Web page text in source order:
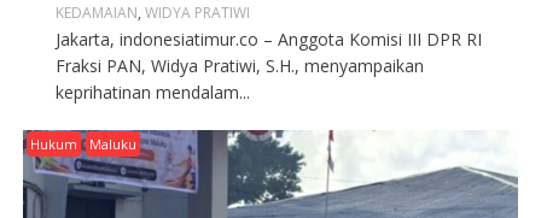
KEDAMAIAN, WIDYA PRATIWI
Jakarta, indonesiatimur.co – Anggota Komisi III DPR RI
Fraksi PAN, Widya Pratiwi, S.H., menyampaikan
keprihatinan mendalam...
Hukum Maluku